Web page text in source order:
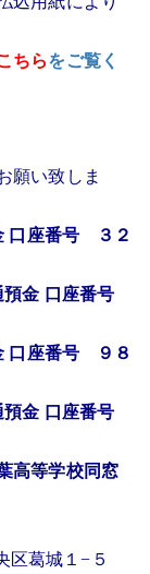
ちらをご覧く
い致しま
口座番号 ３２
預金 口座番号
口座番号 ９８
預金 口座番号
高等学校同窓
城１−５